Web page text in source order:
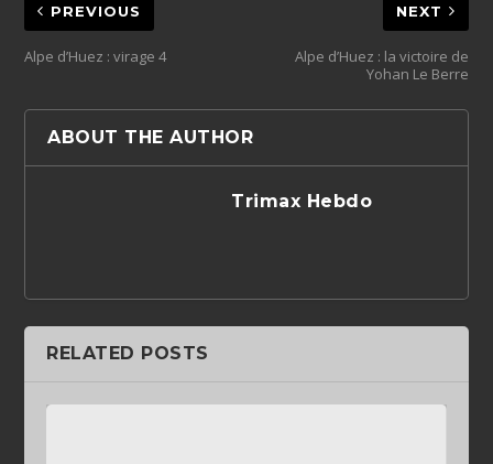
PREVIOUS
Alpe d’Huez : virage 4
NEXT
Alpe d’Huez : la victoire de
Yohan Le Berre
ABOUT THE AUTHOR
Trimax Hebdo
RELATED POSTS